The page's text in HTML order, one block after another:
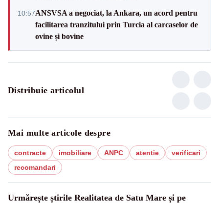
10:57ANSVSA a negociat, la Ankara, un acord pentru
facilitarea tranzitului prin Turcia al carcaselor de
ovine și bovine
Distribuie articolul
Mai multe articole despre
contracte imobiliare ANPC atentie
verificari
recomandari
Urmărește știrile Realitatea de Satu Mare și pe